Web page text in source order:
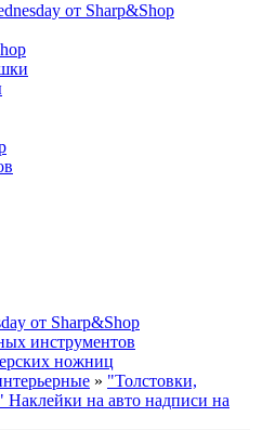
от Sharp&Shop
от Sharp&Shop
инструментов
ножниц
» "Толстовки,
на авто надписи на